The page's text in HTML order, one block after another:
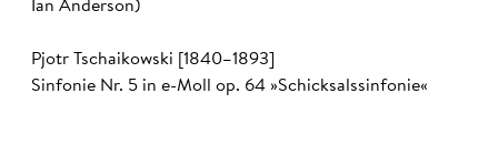
Ian Anderson)
Pjotr Tschaikowski [1840–1893]
Sinfonie Nr. 5 in e-Moll op. 64 »Schicksalssinfonie«